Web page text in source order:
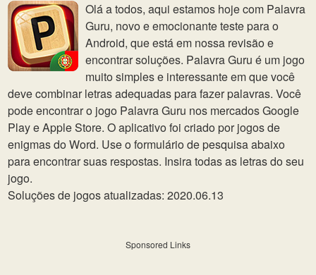
Olá a todos, aqui estamos hoje com Palavra
Guru, novo e emocionante teste para o
Android, que está em nossa revisão e
encontrar soluções. Palavra Guru é um jogo
muito simples e interessante em que você
deve combinar letras adequadas para fazer palavras. Você
pode encontrar o jogo Palavra Guru nos mercados Google
Play e Apple Store. O aplicativo foi criado por jogos de
enigmas do Word. Use o formulário de pesquisa abaixo
para encontrar suas respostas. Insira todas as letras do seu
jogo.
Soluções de jogos atualizadas: 2020.06.13
Sponsored Links